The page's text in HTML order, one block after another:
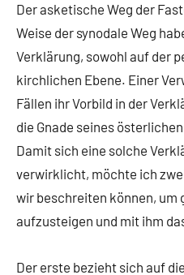
Der asketische Weg der
Weise der synodale Weg
Verklärung, sowohl auf der
kirchlichen Ebene. Einer
Fällen ihr Vorbild in der
die Gnade seines
Damit sich eine solche
verwirklicht, möchte ich
wir beschreiten können, um
aufzusteigen und mit ihm
Der erste bezieht sich auf